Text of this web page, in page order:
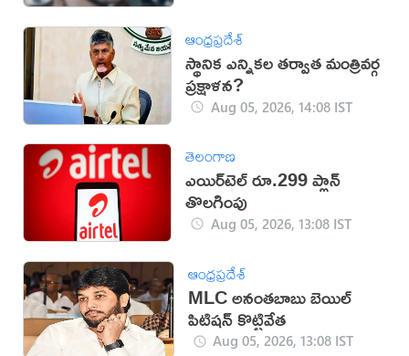
ఆంధ్రప్రదేశ్
స్థానిక ఎన్నికల తర్వాత మంత్రివర్గ
ప్రక్షాళన?
Aug 05, 2026, 14:08 IST
తెలంగాణ
ఎయిర్‌టెల్ రూ.299 ప్లాన్
తొలగింపు
Aug 05, 2026, 13:08 IST
ఆంధ్రప్రదేశ్
MLC అనంతబాబు బెయిల్
పిటిషన్ కొట్టివేత
Aug 05, 2026, 13:08 IST